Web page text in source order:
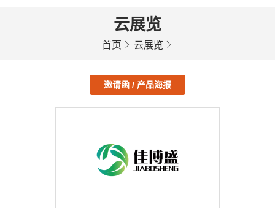
云展览
首页 云展览
邀请函 / 产品海报